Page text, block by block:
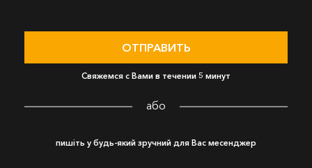
Свяжемся с Вами в течении 5 минут
або
пишіть у будь-який зручний для Вас месенджер